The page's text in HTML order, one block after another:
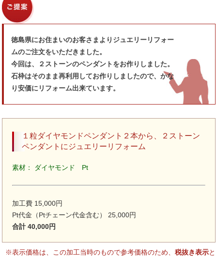
徳島県にお住まいのお客さまよりジュエリーリフォー
ムのご注文をいただきました。
今回は、２ストーンのペンダントをお作りしました。
石枠はそのまま再利用してお作りしましたので、かな
り安価にリフォーム出来ています。
１粒ダイヤモンドペンダント２本から、２ストーン
ペンダントにジュエリーリフォーム
素材： ダイヤモンド Pt
加工費 15,000円
Pt代金（Ptチェーン代金含む） 25,000円
合計 40,000円
※表示価格は、この加工当時のもので参考価格のため、 税抜き表示と